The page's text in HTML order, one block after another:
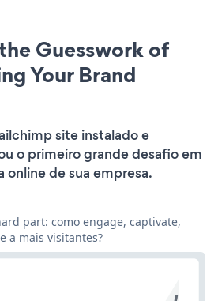
Guesswork of
Your Brand
site instalado e
o primeiro grande desafio em
online de sua empresa.
part: como engage, captivate,
a mais visitantes?